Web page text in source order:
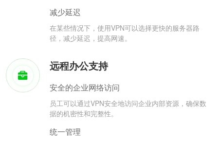
减少延迟
在某些情况下，使用VPN可以选择更快的服务器路
径，减少延迟，提高网速。
远程办公支持
安全的企业网络访问
员工可以通过VPN安全地访问企业内部资源，确保数
据的机密性和完整性。
统一管理